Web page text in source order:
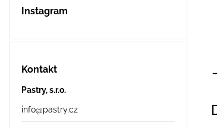
Instagram
Kontakt
Pastry, s.r.o.
info@pastry.cz